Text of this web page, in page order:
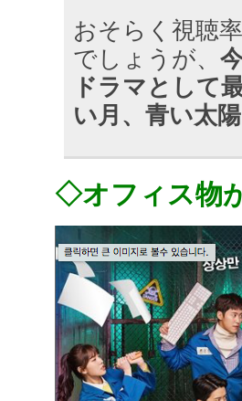
おそらく視聴
でしょうが、
ドラマとして
い月、青い太
◇オフィス物